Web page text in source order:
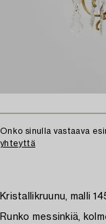
Onko sinulla vastaava
yhteyttä
Kristallikruunu, malli
Runko messinkiä,